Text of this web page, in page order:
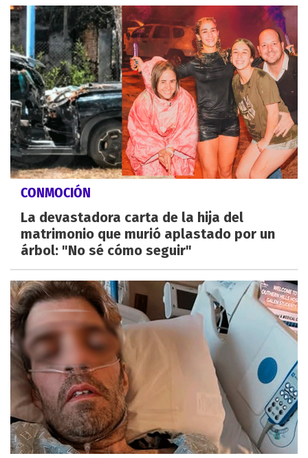
CONMOCIÓN
La devastadora carta de la hija del
matrimonio que murió aplastado por un
árbol: "No sé cómo seguir"